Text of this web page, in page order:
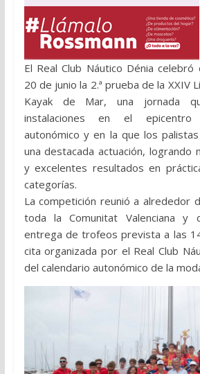
El Real Club Náutico Dénia
20 de junio la 2.ª prueba de la XXIV
Kayak de Mar, una jornada
instalaciones en el epicentro
autonómico y en la que los
una destacada actuación, logrando
y excelentes resultados en
categorías.
La competición reunió a alrededor
toda la Comunitat Valenciana y
entrega de trofeos prevista a las
cita organizada por el Real Club
del calendario autonómico de la